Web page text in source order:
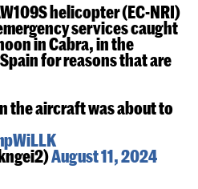
helicopter (EC-NRI)
services caught
in Cabra, in the
for reasons that are
the aircraft was about to
August 11, 2024